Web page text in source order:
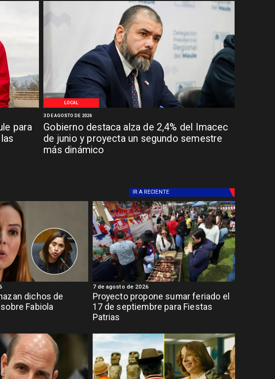
para
LOCAL
Gobierno destaca alza de 2,4% del Imacec
de junio y proyecta un segundo semestre
más dinámico
3 DE AGOSTO DE 2026
IR A RECIENTE
dichos de
Fabiola
Proyecto propone sumar feriado el
17 de septiembre para Fiestas
Patrias
7 de agosto de 2026